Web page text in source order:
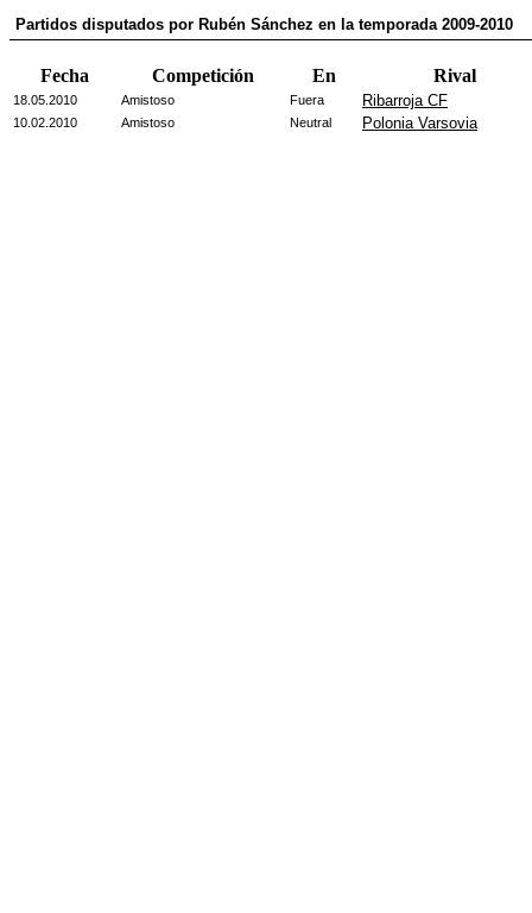
Partidos disputados por Rubén Sánchez en la temporada 2009-2010
Fecha Competición En Rival
18.05.2010 Amistoso Fuera Ribarroja CF
10.02.2010 Amistoso Neutral Polonia Varsovia